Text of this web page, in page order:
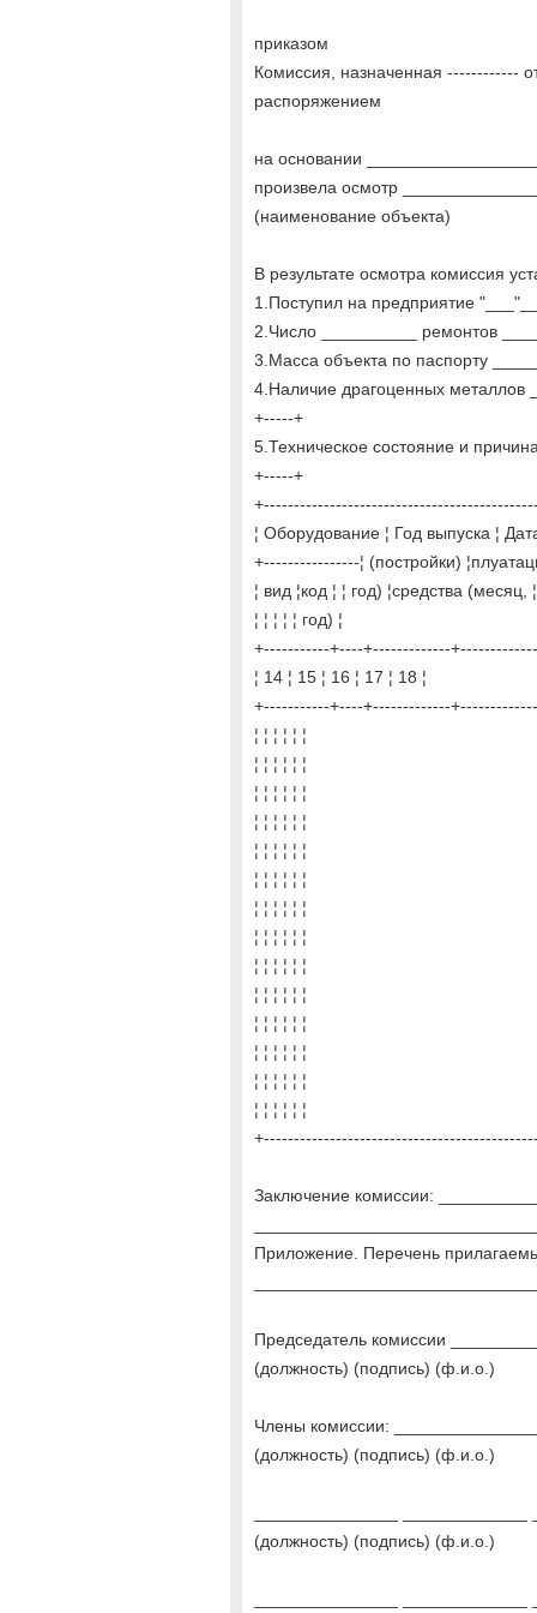
приказом
Комиссия, назначенная ------------
распоряжением
на основании
произвела осмотр
(наименование объекта)
В результате осмотра комиссия
1.Поступил на предприятие
2.Число __________ ремонтов
3.Масса объекта по паспорту
4.Наличие драгоценных металлов
+-----+
5.Техническое состояние и
+-----+
¦ Оборудование ¦ Год выпуска ¦
+----------------¦ (постройки)
¦ вид ¦код ¦ ¦ год) ¦средства (месяц, ¦
¦ ¦ ¦ ¦ ¦ год) ¦
+-----------+----+-------------
¦ 14 ¦ 15 ¦ 16 ¦ 17 ¦ 18 ¦
+-----------+----+-------------
¦ ¦ ¦ ¦ ¦ ¦
¦ ¦ ¦ ¦ ¦ ¦
¦ ¦ ¦ ¦ ¦ ¦
¦ ¦ ¦ ¦ ¦ ¦
¦ ¦ ¦ ¦ ¦ ¦
¦ ¦ ¦ ¦ ¦ ¦
¦ ¦ ¦ ¦ ¦ ¦
¦ ¦ ¦ ¦ ¦ ¦
¦ ¦ ¦ ¦ ¦ ¦
¦ ¦ ¦ ¦ ¦ ¦
¦ ¦ ¦ ¦ ¦ ¦
¦ ¦ ¦ ¦ ¦ ¦
¦ ¦ ¦ ¦ ¦ ¦
¦ ¦ ¦ ¦ ¦ ¦
Заключение комиссии:
Приложение. Перечень
Председатель комиссии
(должность) (подпись) (ф.и.о.)
Члены комиссии:
(должность) (подпись) (ф.и.о.)
(должность) (подпись) (ф.и.о.)